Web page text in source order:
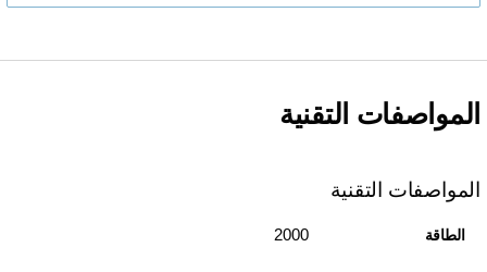
المواصفات التقنية
المواصفات التقنية
الطاقة 2000